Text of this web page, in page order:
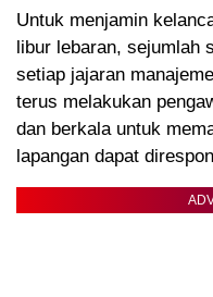
Untuk menjamin
libur lebaran, sejumlah
setiap jajaran
terus melakukan
dan berkala untuk
lapangan dapat